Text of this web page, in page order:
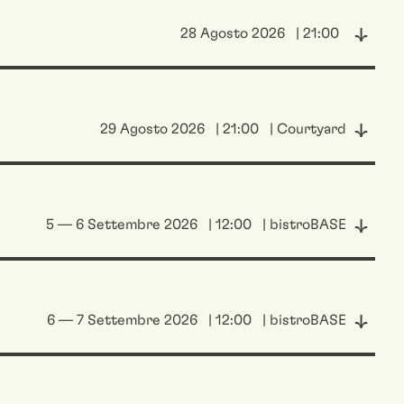
28 Agosto 2026 | 21:00
29 Agosto 2026 | 21:00 | Courtyard
5 — 6 Settembre 2026 | 12:00 | bistroBASE
6 — 7 Settembre 2026 | 12:00 | bistroBASE